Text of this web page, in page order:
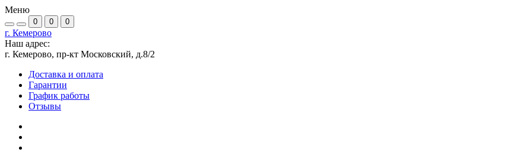
Меню
0 0 0
г. Кемерово
Наш адрес:
г. Кемерово, пр-кт Московский, д.8/2
Доставка и оплата
Гарантии
График работы
Отзывы